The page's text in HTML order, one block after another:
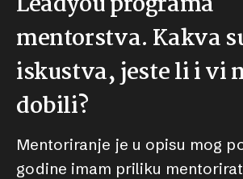
mentorstva. Kakva
iskustva, jeste li i vi
dobili?
Mentoriranje je u opisu mog
godine imam priliku